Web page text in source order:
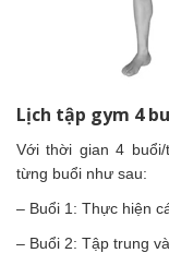
Lịch tập gym 4
Với thời gian 4
từng buổi như sau:
– Buổi 1: Thực hiện
– Buổi 2: Tập trung